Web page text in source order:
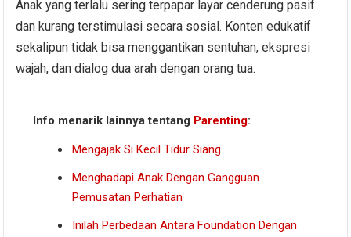
Anak yang terlalu sering terpapar layar cenderung pasif
dan kurang terstimulasi secara sosial. Konten edukatif
sekalipun tidak bisa menggantikan sentuhan, ekspresi
wajah, dan dialog dua arah dengan orang tua.
Info menarik lainnya tentang Parenting:
Mengajak Si Kecil Tidur Siang
Menghadapi Anak Dengan Gangguan
Pemusatan Perhatian
Inilah Perbedaan Antara Foundation Dengan